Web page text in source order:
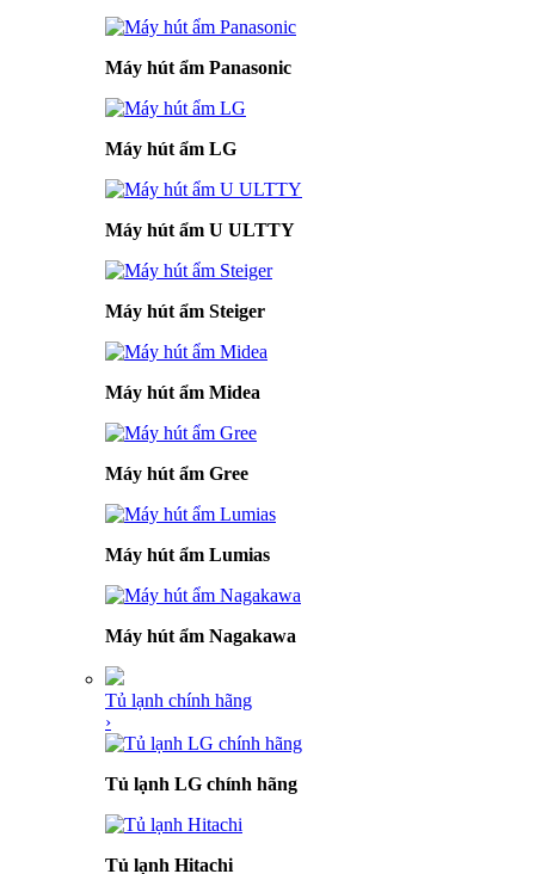
Máy hút ẩm Panasonic
Máy hút ẩm LG
Máy hút ẩm U ULTTY
Máy hút ẩm Steiger
Máy hút ẩm Midea
Máy hút ẩm Gree
Máy hút ẩm Lumias
Máy hút ẩm Nagakawa
Tủ lạnh chính hãng
›
Tủ lạnh LG chính hãng
Tủ lạnh Hitachi